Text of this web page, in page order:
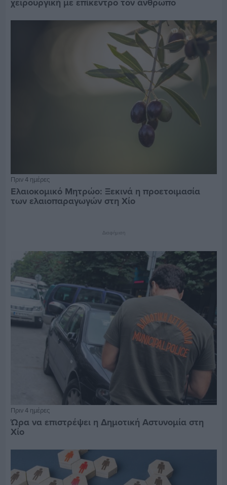
Πριν 4 ημέρες
Ελαιοκομικό Μητρώο: Ξεκινά η προετοιμασία
των ελαιοπαραγωγών στη Χίο
Διαφήμιση
Πριν 4 ημέρες
Ώρα να επιστρέψει η Δημοτική Αστυνομία στη
Χίο